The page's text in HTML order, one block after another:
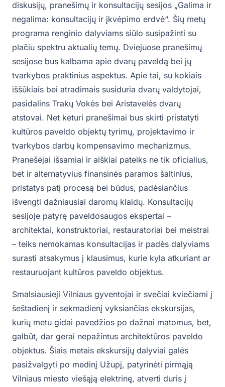
diskusijų, pranešimų ir konsultacijų sesijos „Galima ir
negalima: konsultacijų ir įkvėpimo erdvė“. Šių metų
programa renginio dalyviams siūlo susipažinti su
plačiu spektru aktualių temų. Dviejuose pranešimų
sesijose bus kalbama apie dvarų paveldą bei jų
tvarkybos praktinius aspektus. Apie tai, su kokiais
iššūkiais bei atradimais susiduria dvarų valdytojai,
pasidalins Trakų Vokės bei Aristavelės dvarų
atstovai. Net keturi pranešimai bus skirti pristatyti
kultūros paveldo objektų tyrimų, projektavimo ir
tvarkybos darbų kompensavimo mechanizmus.
Pranešėjai išsamiai ir aiškiai pateiks ne tik oficialius,
bet ir alternatyvius finansinės paramos šaltinius,
pristatys patį procesą bei būdus, padėsiančius
išvengti dažniausiai daromų klaidų. Konsultacijų
sesijoje patyrę paveldosaugos ekspertai –
architektai, konstruktoriai, restauratoriai bei meistrai
– teiks nemokamas konsultacijas ir padės dalyviams
surasti atsakymus į klausimus, kurie kyla atkuriant ar
restauruojant kultūros paveldo objektus.
Smalsiausieji Vilniaus gyventojai ir svečiai kviečiami į
šeštadienį ir sekmadienį vyksiančias ekskursijas,
kurių metu gidai pavedžios po dažnai matomus, bet,
galbūt, dar gerai nepažintus architektūros paveldo
objektus. Šiais metais ekskursijų dalyviai galės
pasižvalgyti po medinį Užupį, patyrinėti pirmąją
Vilniaus miesto viešąją elektrinę, atverti duris į